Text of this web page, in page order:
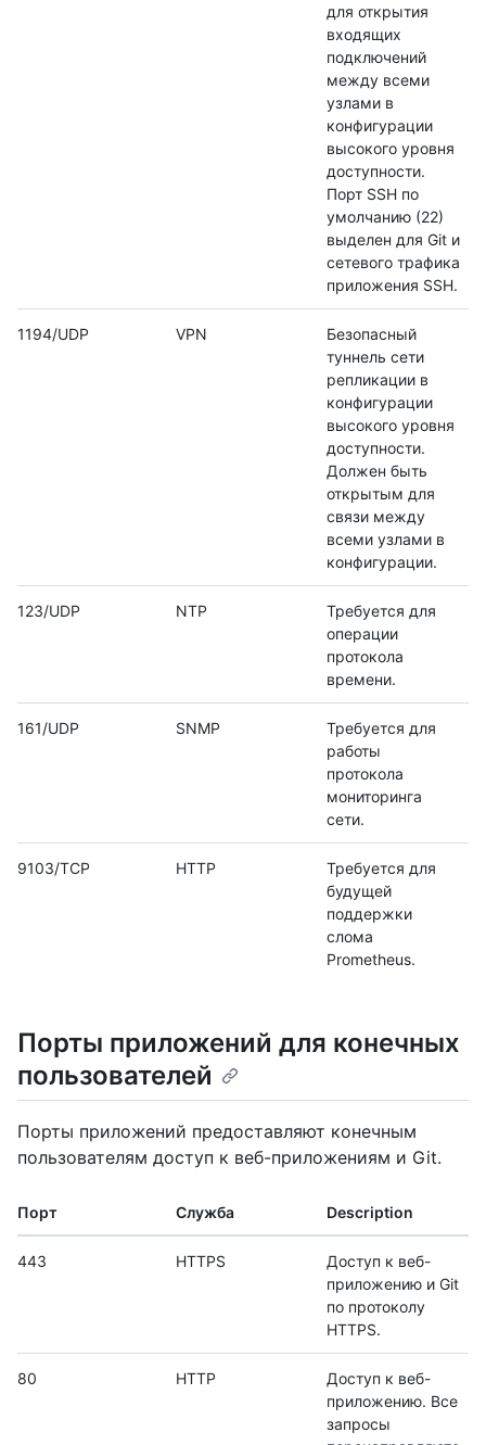
для открытия
входящих
подключений
между всеми
узлами в
конфигурации
высокого уровня
доступности.
Порт SSH по
умолчанию (22)
выделен для Git и
сетевого трафика
приложения SSH.
1194/UDP VPN
Безопасный
туннель сети
репликации в
конфигурации
высокого уровня
доступности.
Должен быть
открытым для
связи между
всеми узлами в
конфигурации.
123/UDP NTP
Требуется для
операции
протокола
времени.
161/UDP SNMP
Требуется для
работы
протокола
мониторинга
сети.
9103/TCP HTTP
Требуется для
будущей
поддержки
слома
Prometheus.
Порты приложений для конечных
пользователей
Порты приложений предоставляют конечным
пользователям доступ к веб-приложениям и Git.
Порт Служба Description
443 HTTPS
Доступ к веб-
приложению и Git
по протоколу
HTTPS.
80 HTTP
Доступ к веб-
приложению. Все
запросы